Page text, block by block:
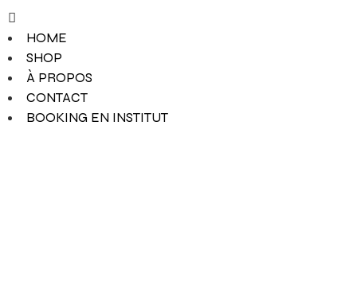
HOME
SHOP
À PROPOS
CONTACT
BOOKING EN INSTITUT